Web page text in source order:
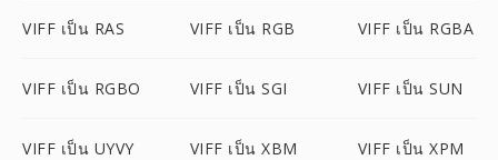
VIFF เป็น RAS VIFF เป็น RGB VIFF เป็น RGBA
VIFF เป็น RGBO VIFF เป็น SGI VIFF เป็น SUN
VIFF เป็น UYVY VIFF เป็น XBM VIFF เป็น XPM